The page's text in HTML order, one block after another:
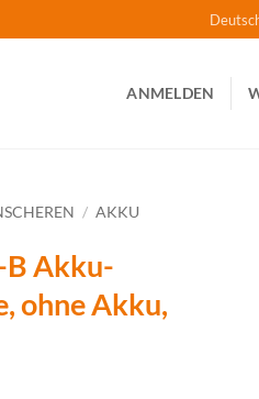
ANMELDEN
/ AKKU
B Akku-
ohne Akku,